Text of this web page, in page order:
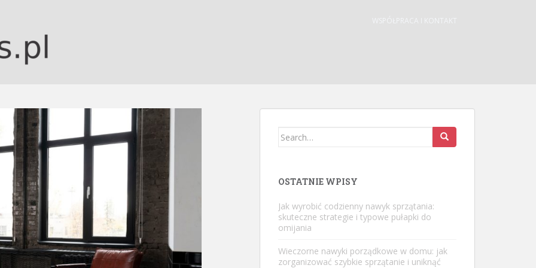
WSPÓŁPRACA I KONTAKT
Search
OSTATNIE WPISY
Jak wyrobić codzienny nawyk sprzątania:
skuteczne strategie i typowe pułapki do
omijania
Wieczorne nawyki porządkowe w domu: jak
zorganizować szybkie sprzątanie i uniknąć